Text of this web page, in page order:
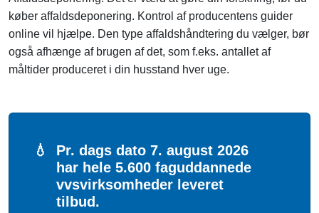
køber affaldsdeponering. Kontrol af producentens guider
online vil hjælpe. Den type affaldshåndtering du vælger, bør
også afhænge af brugen af ​​det, som f.eks. antallet af
måltider produceret i din husstand hver uge.
💧 Pr. dags dato 7. august 2026
har hele 5.600 faguddannede
vvsvirksomheder leveret
tilbud.